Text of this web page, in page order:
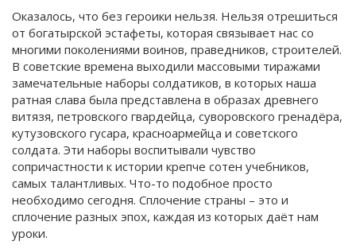
Оказалось, что без героики нельзя. Нельзя отрешиться
от богатырской эстафеты, которая связывает нас со
многими поколениями воинов, праведников, строителей.
В советские времена выходили массовыми тиражами
замечательные наборы солдатиков, в которых наша
ратная слава была представлена в образах древнего
витязя, петровского гвардейца, суворовского гренадёра,
кутузовского гусара, красноармейца и советского
солдата. Эти наборы воспитывали чувство
сопричастности к истории крепче сотен учебников,
самых талантливых. Что-то подобное просто
необходимо сегодня. Сплочение страны – это и
сплочение разных эпох, каждая из которых даёт нам
уроки.